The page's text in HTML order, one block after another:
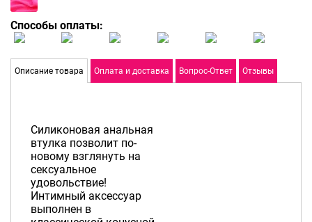
Способы оплаты:
Описание товара Оплата и доставка Вопрос-Ответ Отзывы
Силиконовая анальная
втулка позволит по-
новому взглянуть на
сексуальное
удовольствие!
Интимный аксессуар
выполнен в